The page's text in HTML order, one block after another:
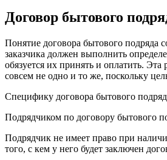
Договор бытового
Понятие договора бытового подряда
заказчика должен выполнить
обязуется их принять и оплатить.
совсем не одно и то же, поскольку
Специфику договора бытового
Подрядчиком по договору бытового
Подрядчик не имеет право при
того, с кем у него будет заключен